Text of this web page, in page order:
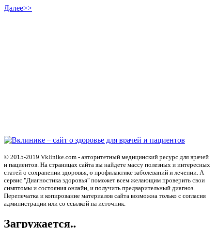
Далее>>
© 2015-2019 Vklinike.com - авторитетный медицинский ресурс для врачей
и пациентов. На страницах сайта вы найдете массу полезных и интересных
статей о сохранении здоровья, о профилактике заболеваний и лечении. А
сервис "Диагностика здоровья" поможет всем желающим проверить свои
симптомы и состояния онлайн, и получить предварительный диагноз.
Перепечатка и копирование материалов сайта возможна только с согласия
администрации или со ссылкой на источник.
Загружается..